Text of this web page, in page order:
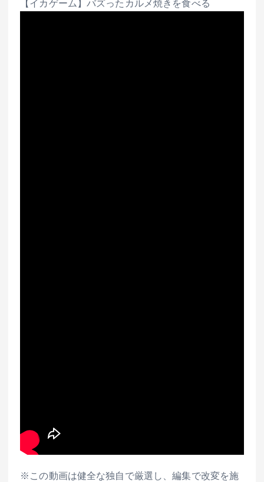
【イカゲーム】バズったカルメ焼きを食べる
※この動画は健全な独自で厳選し、編集で改変を施